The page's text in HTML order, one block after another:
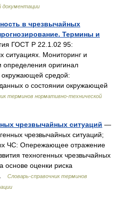
документации
в чрезвычайных
Термины и
ГОСТ Р 22.1.02 95:
ситуациях. Мониторинг и
определения оригинал
окружающей средой:
о состоянии окружающей
терминов нормативно-технической
чрезвычайных ситуаций —
чрезвычайных ситуаций;
ЧС: Опережающее отражение
техногенных чрезвычайных
основе оценки риска
Словарь-справочник терминов